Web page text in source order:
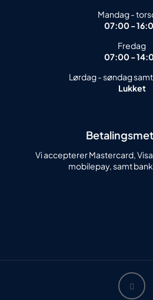
Mandag -
07:00 -
Fredag
07:00 -
Lørdag - søndag
Lukket
Vi accepterer Mastercard,
mobilepay, samt